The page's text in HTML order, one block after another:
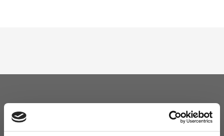
Tieniti aggiornato